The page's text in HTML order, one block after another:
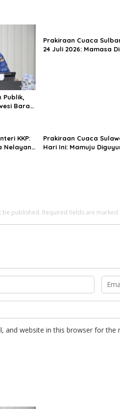
Publik,
Barat
Prakiraan Cuaca
24 Juli 2026: Mamasa
KKP:
Nelayan
Prakiraan Cuaca
Hari Ini: Mamuju
be published. Required fields are marked
and website in this browser for the